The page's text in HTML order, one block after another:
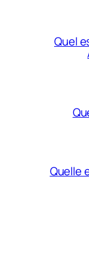
Quel
Quelle